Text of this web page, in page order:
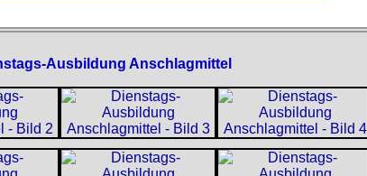
Ausbildung Anschlagmittel